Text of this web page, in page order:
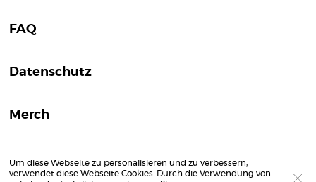
FAQ
Datenschutz
Merch
Um diese Webseite zu personalisieren und zu verbessern,
verwendet diese Webseite Cookies. Durch die Verwendung von